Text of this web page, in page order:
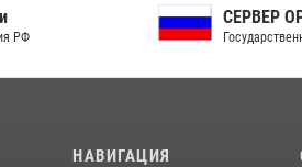
СЕРВЕР ОРГАНОВ
Государственной власти РФ
НАВИГАЦИЯ